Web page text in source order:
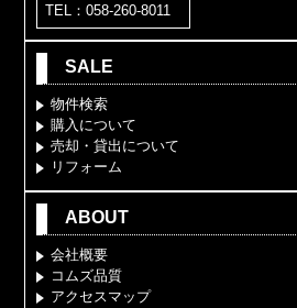
TEL：058-260-8011
SALE
物件検索
購入について
売却・貸出について
リフォーム
ABOUT
会社概要
コムズ品質
アクセスマップ